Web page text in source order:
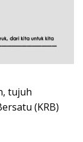
tujuh
(KRB)